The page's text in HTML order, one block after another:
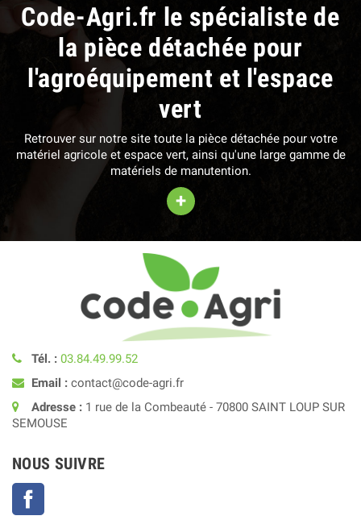
Code-Agri.fr le spécialiste de
la pièce détachée pour
l'agroéquipement et l'espace
vert
Retrouver sur notre site toute la pièce détachée pour votre
matériel agricole et espace vert, ainsi qu'une large gamme de
matériels de manutention.
+
Tél. : 03.84.49.99.52
Email : contact@code-agri.fr
Adresse : 1 rue de la Combeauté - 70800 SAINT LOUP SUR
SEMOUSE
NOUS SUIVRE